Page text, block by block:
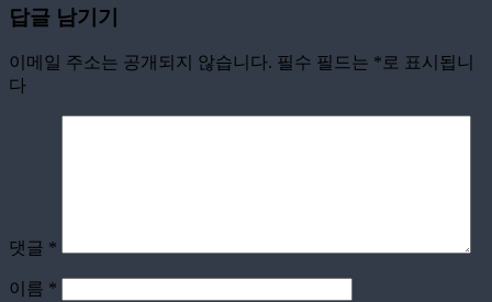
답글 남기기
이메일 주소는 공개되지 않습니다. 필수 필드는 * 로 표시됩니
다
댓글 *
이름 *